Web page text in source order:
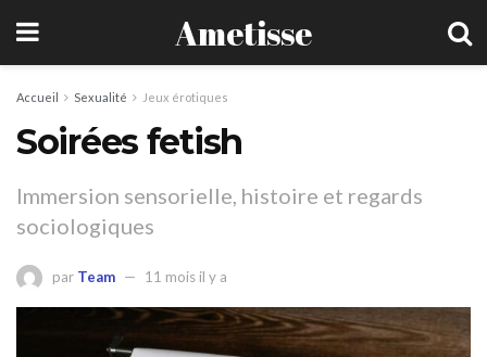
Ametisse
Accueil Sexualité Jeux érotiques
Soirées fetish
Immersion sensorielle, histoire et regards
sociologiques
par Team 11 mois il y a